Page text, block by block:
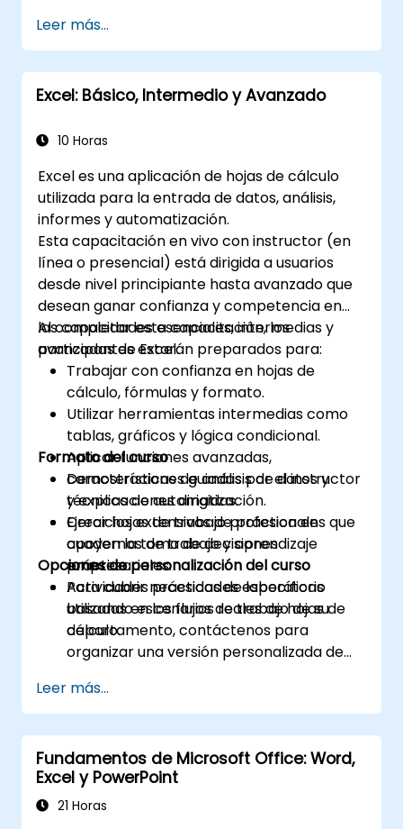
DeepSeek.
Utilizar IA para resumir informes extensos
y convertirlos en diapositivas listas para
presentar.
unas presentaciones dinámicas y fluidas.
Leer más...
Excel: Básico, Intermedio y Avanzado
10 Horas
Excel es una aplicación de hojas de cálculo
utilizada para la entrada de datos, análisis,
informes y automatización.
Esta capacitación en vivo con instructor (en
línea o presencial) está dirigida a usuarios
desde nivel principiante hasta avanzado que
desean ganar confianza y competencia en
las capacidades esenciales, intermedias y
avanzadas de Excel.
Al completar esta capacitación, los
participantes estarán preparados para:
Trabajar con confianza en hojas de
cálculo, fórmulas y formato.
Utilizar herramientas intermedias como
tablas, gráficos y lógica condicional.
Aplicar funciones avanzadas,
características de análisis de datos y
técnicas de automatización.
Crear hojas de trabajo profesionales que
apoyen la toma de decisiones
empresariales.
Formato del curso
Demostraciones guiadas por el instructor
y explicaciones dirigidas.
Ejercicios extensivos de práctica en
cuadernos de trabajo y aprendizaje
práctico.
Actividades prácticas de laboratorio
utilizando escenarios reales de hojas de
cálculo.
Opciones de personalización del curso
Para cubrir necesidades específicas
basadas en los flujos de trabajo de su
departamento, contáctenos para
organizar una versión personalizada de
Leer más...
Fundamentos de Microsoft Office: Word,
Excel y PowerPoint
21 Horas